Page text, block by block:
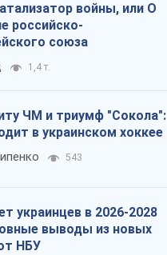
войны, или О
российско-
союза
1,4 т.
ЧМ и триумф "Сокола":
в украинском хоккее
543
украинцев в 2026-2028
выводы из новых
НБУ